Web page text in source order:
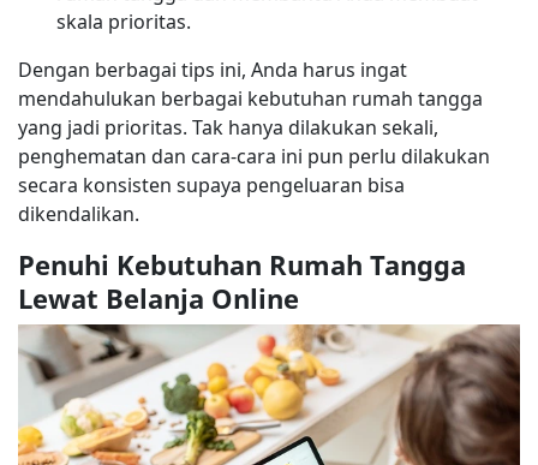
skala prioritas.
Dengan berbagai tips ini, Anda harus ingat
mendahulukan berbagai kebutuhan rumah tangga
yang jadi prioritas. Tak hanya dilakukan sekali,
penghematan dan cara-cara ini pun perlu dilakukan
secara konsisten supaya pengeluaran bisa
dikendalikan.
Penuhi Kebutuhan Rumah Tangga
Lewat Belanja Online